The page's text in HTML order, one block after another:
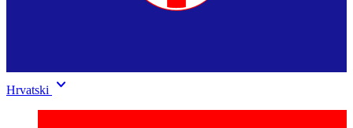
Hrvatski keyboard_arrow_down